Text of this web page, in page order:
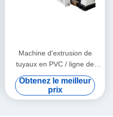
Machine d'extrusion de
tuyaux en PVC / ligne de
production de tuyaux en
PVC 315-630
Obtenez le meilleur
prix